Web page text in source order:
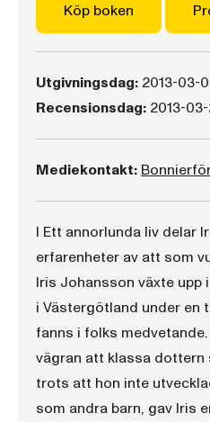
Köp boken
Utgivningsdag: 2013-03-
Recensionsdag: 2013-
Mediekontakt:
I Ett annorlunda liv delar
erfarenheter av att som
Iris Johansson växte upp
i Västergötland under en
fanns i folks
vägran att klassa
trots att hon inte
som andra barn, gav Iris